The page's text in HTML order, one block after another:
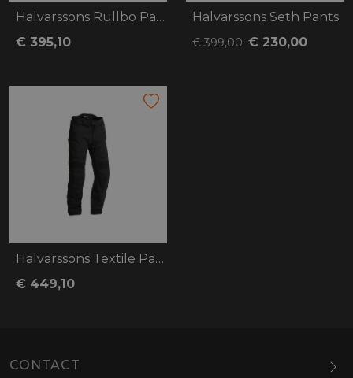
Halvarssons Rullbo Pants
€ 395,10
Halvarssons Seth Pants
€ 399,00 € 230,00
Halvarssons Textile Pants Laggan
€ 449,10
CONTACT